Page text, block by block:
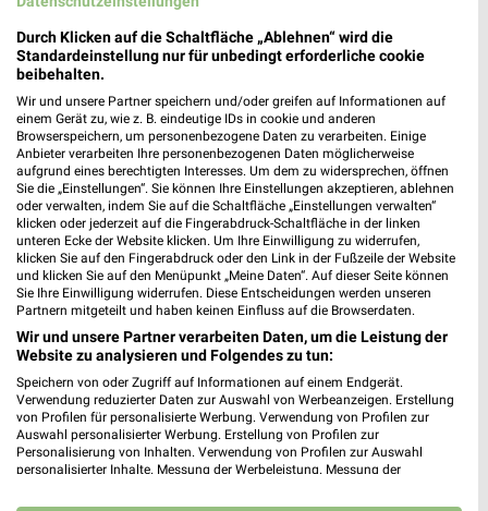
MEHR PROSPEKTE
weekli - Prospekte & Angebote App
Alle REWE Angebote immer griffbereit – mit der kostenlosen
weekli App für iOS & Android.
✔Standortgenaue Angebote
Durch Klicken auf die Schaltfläche „Ablehnen“ wird die
Standardeinstellung nur für unbedingt erforderliche cookie
beibehalten.
Wir und unsere Partner speichern und/oder greifen auf Informationen auf
einem Gerät zu, wie z. B. eindeutige IDs in cookie und anderen
Browserspeichern, um personenbezogene Daten zu verarbeiten. Einige
Anbieter verarbeiten Ihre personenbezogenen Daten möglicherweise
aufgrund eines berechtigten Interesses. Um dem zu widersprechen, öffnen
Sie die „Einstellungen“. Sie können Ihre Einstellungen akzeptieren, ablehnen
oder verwalten, indem Sie auf die Schaltfläche „Einstellungen verwalten“
klicken oder jederzeit auf die Fingerabdruck-Schaltfläche in der linken
unteren Ecke der Website klicken. Um Ihre Einwilligung zu widerrufen,
klicken Sie auf den Fingerabdruck oder den Link in der Fußzeile der Website
und klicken Sie auf den Menüpunkt „Meine Daten“. Auf dieser Seite können
Sie Ihre Einwilligung widerrufen. Diese Entscheidungen werden unseren
Partnern mitgeteilt und haben keinen Einfluss auf die Browserdaten.
Wir und unsere Partner verarbeiten Daten, um die Leistung der
Website zu analysieren und Folgendes zu tun:
Speichern von oder Zugriff auf Informationen auf einem Endgerät.
Verwendung reduzierter Daten zur Auswahl von Werbeanzeigen. Erstellung
von Profilen für personalisierte Werbung. Verwendung von Profilen zur
Auswahl personalisierter Werbung. Erstellung von Profilen zur
Personalisierung von Inhalten. Verwendung von Profilen zur Auswahl
personalisierter Inhalte. Messung der Werbeleistung. Messung der
Kombinationen von Daten aus verschiedenen Quellen. Entwicklung und